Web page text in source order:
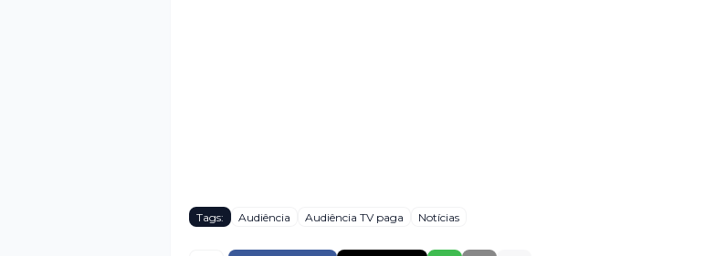
Tags: Audiência Audiência TV paga Notícias